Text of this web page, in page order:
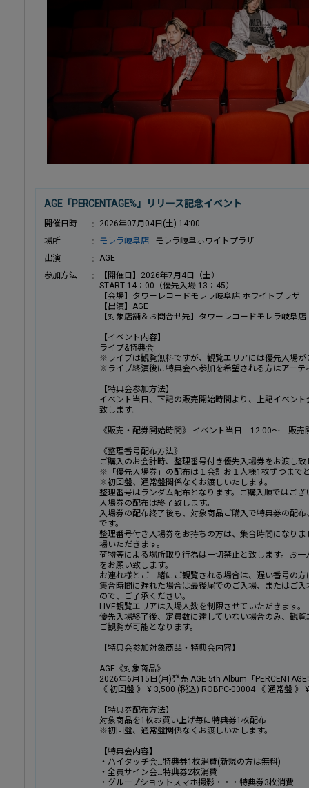
AGE「PERCENTAGE%」リリース記念イベント
開催日時
2026年07月04日(土) 14:00
場所
モレラ岐阜店
モレラ岐阜ホワイトプラザ
出演
AGE
参加方法
【開催日】2026年7月4日（土）
START 14：00（優先入場 13：45）
【会場】タワーレコードモレラ岐阜店 ホワイトプラザ
【出演】AGE
【対象店舗＆お問合せ先】タワーレコードモレラ岐阜
【イベント内容】
ライブ&特典会
※ライブは観覧無料ですが、観覧エリアには優先入場が
※ライブ終演後に特典会へ参加を希望される方はアーテ
【特典会参加方法】
イベント当日、下記の販売開始時間より、上記イベン
致します。
《販売・配券開始時間》 イベント当日 12:00～ 販
《整理番号配布方法》
ご購入のお会計時、整理番号付き優先入場券をお渡し致
※「優先入場券」の配布は１会計お１人様1枚ずつまで
※初回盤、通常盤関係なくお渡しいたします。
整理番号はランダム配布となります。ご購入順ではご
入場券の配布は終了致します。
入場券の配布終了後も、対象商品ご購入で特典券の配
です。
整理番号付き入場券をお持ちの方は、集合時間になり
場いただきます。
荷物等による場所取り行為は一切禁止と致します。お
をお願い致します。
お連れ様とご一緒にご観覧される場合は、遅い番号の
集合時間に遅れた場合は最後尾でのご入場、またはご
ので、ご了承ください。
LIVE観覧エリアは入場人数を制限させていただきます。
優先入場終了後、定員数に達していない場合のみ、観
ご観覧が可能となります。
【特典会参加対象商品・特典会内容】
AGE《対象商品》
2026年6月15日(月)発売 AGE 5th Album「
《 初回盤 》 ¥ 3,500 (税込) ROBPC-00004 《 通常盤 》
【特典券配布方法】
対象商品を1枚お買い上げ毎に特典券1枚配布
※初回盤、通常盤関係なくお渡しいたします。
【特典会内容】
・ハイタッチ会…特典券1枚消費(新規の方は無料)
・全員サイン会…特典券2枚消費
・グループショットスマホ撮影・・・特典券3枚消費